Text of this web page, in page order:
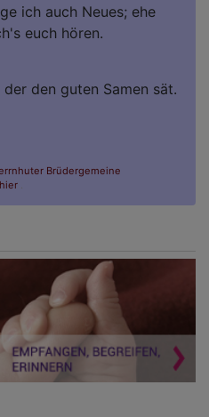
ich auch Neues; ehe
euch hören.
den guten Samen sät.
Brüdergemeine
hier